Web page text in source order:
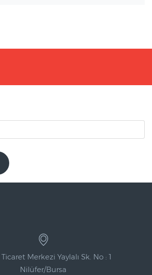
olmak için bültenimize kaydolun
Merkezi Yaylalı Sk. No : 1
Nilüfer/Bursa